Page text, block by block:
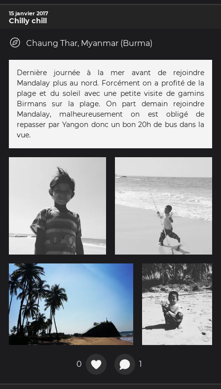
15 janvier 2017
Chilly chill
Chaung Thar, Myanmar (Burma)
Dernière journée à la mer avant de rejoindre
Mandalay plus au nord. Forcément on a profité de la
plage et du soleil avec une petite visite de gamins
Birmans sur la plage. On part demain rejoindre
Mandalay, malheureusement on est obligé de
repasser par Yangon donc un bon 20h de bus dans la
vue.
0 1